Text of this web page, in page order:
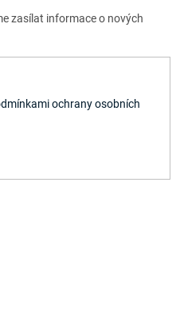
zasílat informace o nových
ochrany osobních